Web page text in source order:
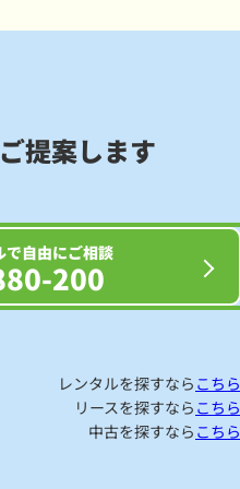
提案します
で自由にご相談
200
レンタルを探すなら こちら
リースを探すなら こちら
中古を探すなら こちら